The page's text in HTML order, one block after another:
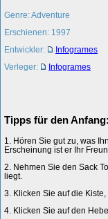
Genre: Adventure
Erschienen: 1997
Entwickler:
Infogrames
Verleger:
Infogrames
Tipps für den Anfang:
1. Hören Sie gut zu, was
Erscheinung ist er Ihr
2. Nehmen Sie den Sack
liegt.
3. Klicken Sie auf die
4. Klicken Sie auf den